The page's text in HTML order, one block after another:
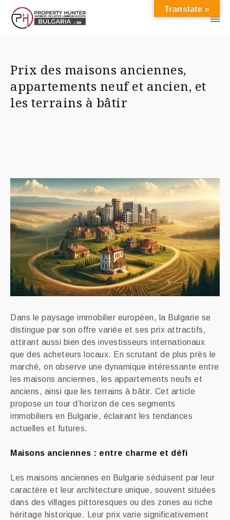
Prix des maisons anciennes,
appartements neuf et ancien, et
les terrains à bâtir
Dans le paysage immobilier européen, la Bulgarie se
distingue par son offre variée et ses prix attractifs,
attirant aussi bien des investisseurs internationaux
que des acheteurs locaux. En scrutant de plus près le
marché, on observe une dynamique intéressante entre
les maisons anciennes, les appartements neufs et
anciens, ainsi que les terrains à bâtir. Cet article
propose un tour d’horizon de ces segments
immobiliers en Bulgarie, éclairant les tendances
actuelles et futures.
Maisons anciennes : entre charme et défi
Les maisons anciennes en Bulgarie séduisent par leur
caractère et leur architecture unique, souvent situées
dans des villages pittoresques ou des zones au riche
héritage historique. Leur prix varie significativement
Translate »